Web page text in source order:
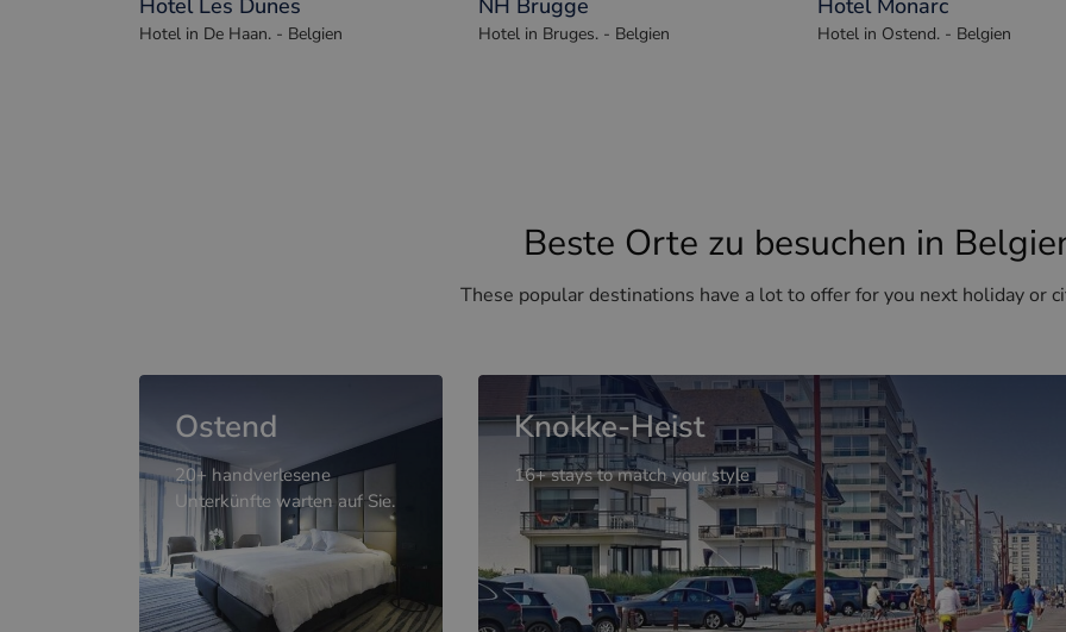
Hotel Les Dunes
Hotel in De Haan. - Belgien
NH Brugge
Hotel in Bruges. - Belgien
Hotel Monarc
Hotel in Ostend. - Belgien
Beste Orte zu besuchen in
These popular destinations have a lot to offer for you next holiday or
Ostend
20+ handverlesene
Unterkünfte warten auf Sie.
Knokke-Heist
16+ stays to match your style